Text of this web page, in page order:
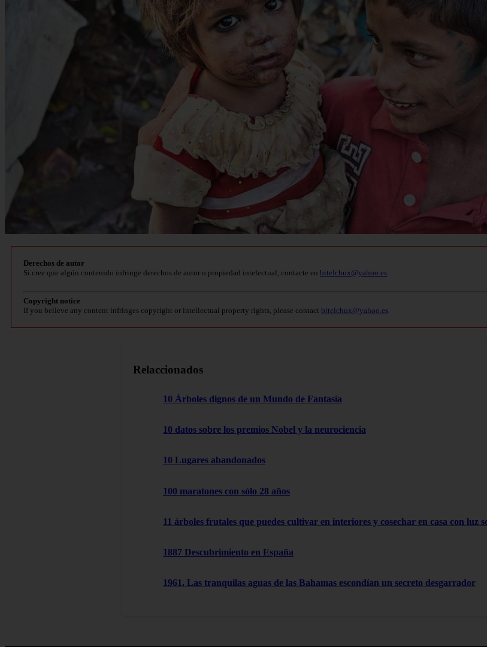
Derechos de autor
Si cree que algún contenido infringe derechos de autor o propiedad intelectual, contacte en bitelchux@yahoo.es.
Copyright notice
If you believe any content infringes copyright or intellectual property rights, please contact bitelchux@yahoo.es.
Relaccionados
10 Árboles dignos de un Mundo de Fantasía
10 datos sobre los premios Nobel y la neurociencia
10 Lugares abandonados
100 maratones con sólo 28 años
11 árboles frutales que puedes cultivar en interiores y cosechar en casa con luz
1887 Descubrimiento en España
1961. Las tranquilas aguas de las Bahamas escondían un secreto desgarrador